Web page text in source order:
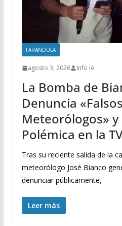
FARANDULA
agosto 3, 2026 Info IA
La Bomba de
Denuncia «Falsos
Meteorólogos» y
Polémica en la
Tras su reciente salida de la
meteorólogo José Bianco
denunciar públicamente,
Leer más